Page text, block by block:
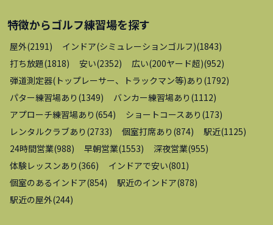
特徴からゴルフ練習場を探す
屋外(2191) インドア(シミュレーションゴルフ)(1843)
打ち放題(1818) 安い(2352) 広い(200ヤード超)(952)
弾道測定器(トップレーサー、トラックマン等)あり (1792)
パター練習場あり (1349) バンカー練習場あり (1112)
アプローチ練習場あり (654) ショートコースあり (173)
レンタルクラブあり (2733) 個室打席あり (874) 駅近(1125)
24時間営業(988) 早朝営業(1553) 深夜営業(955)
体験レッスンあり (366) インドアで安い(801)
個室のあるインドア(854) 駅近のインドア(878)
駅近の屋外(244)